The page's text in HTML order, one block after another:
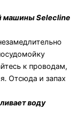
машины Selecline
к проводам,
Отсюда и запах
воду